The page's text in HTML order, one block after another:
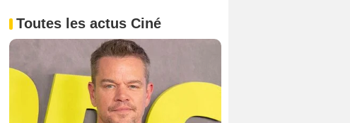
Toutes les actus Ciné